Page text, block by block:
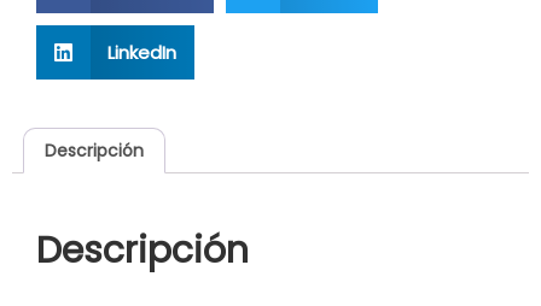
LinkedIn
Descripción
Descripción